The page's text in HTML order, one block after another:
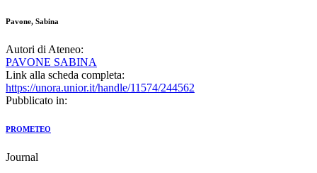
Pavone, Sabina
Autori di Ateneo:
PAVONE SABINA
Link alla scheda completa:
https://unora.unior.it/handle/11574/244562
Pubblicato in:
PROMETEO
Journal